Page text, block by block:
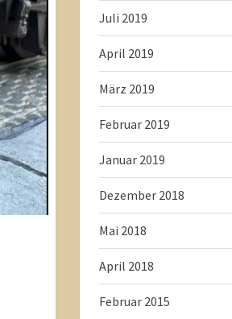
Juli 2019
April 2019
März 2019
Februar 2019
Januar 2019
Dezember 2018
Mai 2018
April 2018
Februar 2015